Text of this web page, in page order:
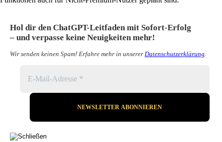
Hol dir den ChatGPT-Leitfaden mit Sofort-Erfolg
– und verpasse keine Neuigkeiten mehr!
Wir senden keinen Spam! Erfahre mehr in unserer Datenschutzerklärung.